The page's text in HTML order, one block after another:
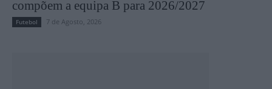
compõem a equipa B para 2026/2027
Futebol 7 de Agosto, 2026